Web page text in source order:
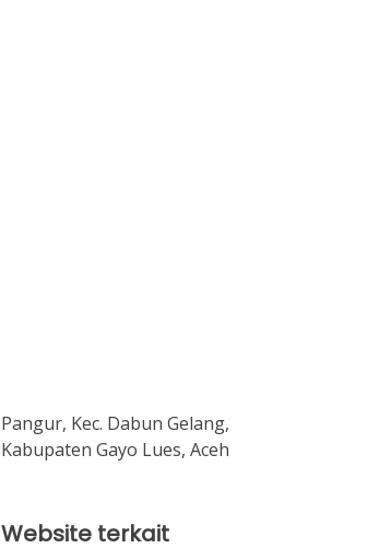
Pangur, Kec. Dabun Gelang,
Kabupaten Gayo Lues, Aceh
Website terkait